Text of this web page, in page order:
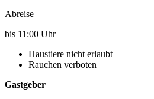
Abreise
bis 11:00 Uhr
Haustiere nicht erlaubt
Rauchen verboten
Gastgeber